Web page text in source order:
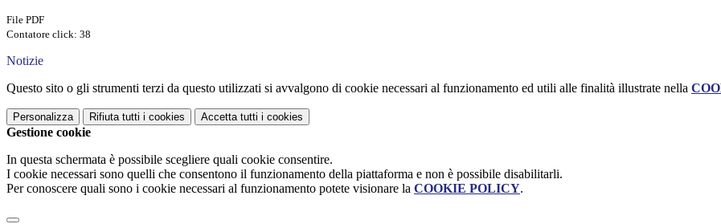
File PDF
Contatore click: 38
Notizie
Questo sito o gli strumenti terzi da questo utilizzati si avvalgono di cookie necessari al funzionamento ed utili alle finalità illustrate nella
Personalizza Rifiuta tutti i cookies Accetta tutti i cookies
Gestione cookie
In questa schermata è possibile scegliere quali cookie consentire.
I cookie necessari sono quelli che consentono il funzionamento della piattaforma e non è possibile disabilitarli.
Per conoscere quali sono i cookie necessari al funzionamento potete visionare la COOKIE POLICY.